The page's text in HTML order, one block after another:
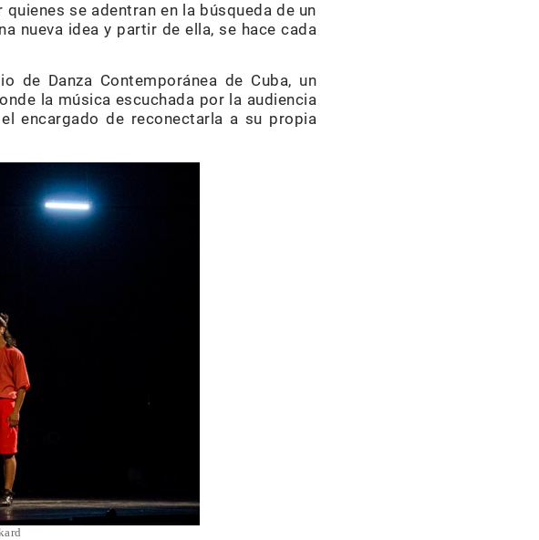
se adentran en la búsqueda de un
nueva idea y partir de ella, se hace cada
de Danza Contemporánea de Cuba, un
la música escuchada por la audiencia
encargado de reconectarla a su propia